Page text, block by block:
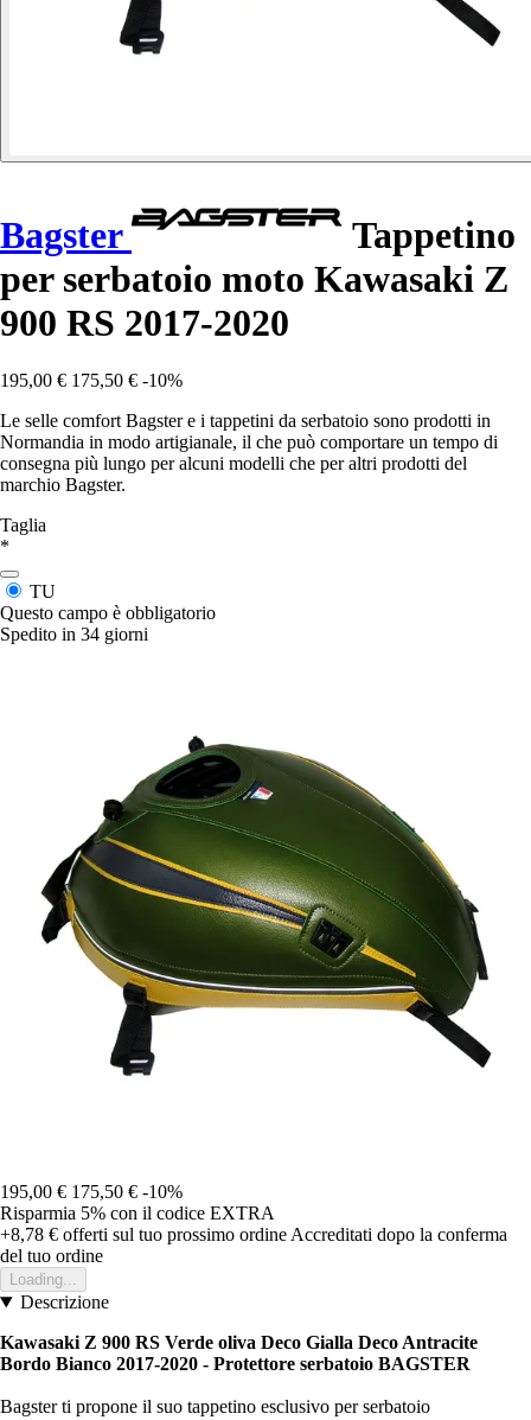
Bagster
Tappetino
per serbatoio moto Kawasaki Z
900 RS 2017-2020
195,00 € 175,50 € -10%
Le selle comfort Bagster e i tappetini da serbatoio sono prodotti in
Normandia in modo artigianale, il che può comportare un tempo di
consegna più lungo per alcuni modelli che per altri prodotti del
marchio Bagster.
Taglia
*
TU
Questo campo è obbligatorio
Spedito in 34 giorni
195,00 € 175,50 € -10%
Risparmia 5% con il codice EXTRA
+8,78 € offerti sul tuo prossimo ordine Accreditati dopo la conferma
del tuo ordine
Loading...
Descrizione
Kawasaki Z 900 RS Verde oliva Deco Gialla Deco Antracite
Bordo Bianco 2017-2020 - Protettore serbatoio BAGSTER
Bagster ti propone il suo tappetino esclusivo per serbatoio